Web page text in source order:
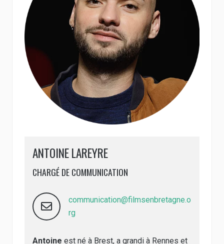
ANTOINE LAREYRE
CHARGÉ DE COMMUNICATION
communication@filmsenbretagne.o
rg
Antoine est né à Brest, a grandi à Rennes et